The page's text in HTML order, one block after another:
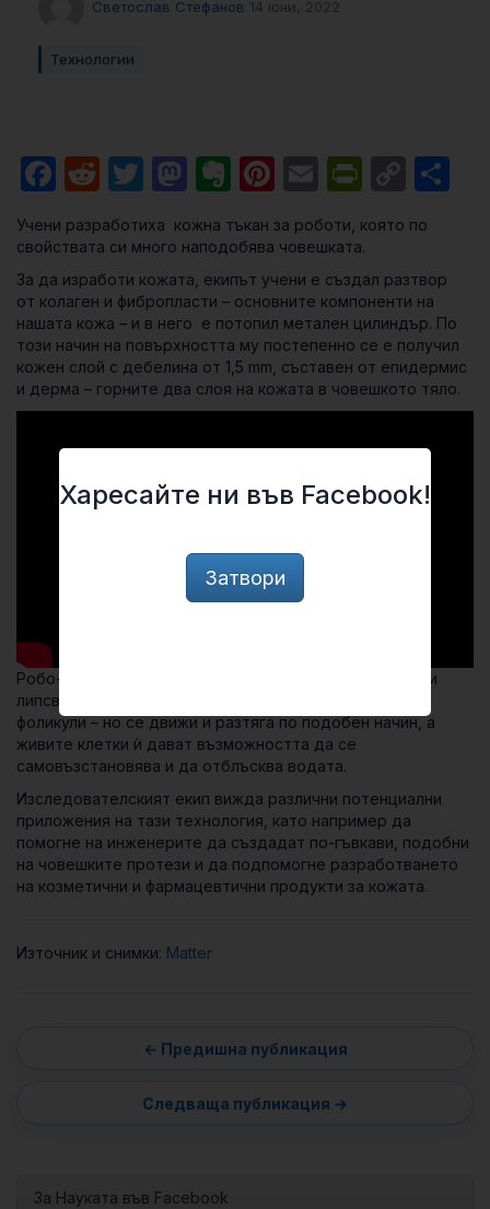
Светослав Стефанов 14 юни, 2022
Технологии
Facebook
RedditTwitter
Mastodon
Evernote
Pinterest
Email
Учени разработиха кожна тъкан за роботи, която по
свойствата си много наподобява човешката.
За да изработи кожата, екипът учени е създал разтвор
от колаген и фибропласти – основните компоненти на
нашата кожа – и в него е потопил метален цилиндър. По
този начин на повърхността му постепенно се е получил
кожен слой с дебелина от 1,5 mm, съставен от епидермис
и дерма – горните два слоя на кожата в човешкото тяло.
Робо-кожата не е съвсем като човешката – все още и
липсват неща като сензорни неврони или космени
фоликули – но се движи и разтяга по подобен начин, а
живите клетки ѝ дават възможността да се
самовъзстановява и да отблъсква водата.
Изследователският екип вижда различни потенциални
приложения на тази технология, като например да
помогне на инженерите да създадат по-гъвкави, подобни
на човешките протези и да подпомогне разработването
на козметични и фармацевтични продукти за кожата.
Източник и снимки: Matter
За Науката във Facebook
Харесайте ни във Facebook!
Затвори